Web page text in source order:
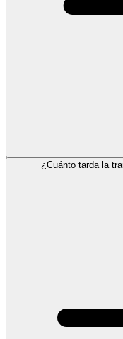
¿Cuánto tarda la